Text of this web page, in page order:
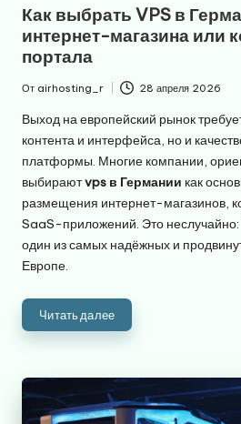
Как выбрать VPS в
интернет-магазина или
портала
Запись
от
От airhosting_r 28 апреля 2026
Выход на европейский рынок
контента и интерфейса, но и
платформы. Многие компании,
выбираютvps в Германии как
размещения интернет-магазинов,
SaaS-приложений. Это
один из самых надёжных и
Европе.
Читать далее